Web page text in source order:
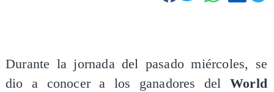
Durante la jornada del pasado miércoles, se
dio a conocer a los ganadores delWorld